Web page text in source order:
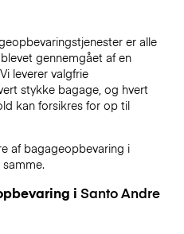
er alle
gennemgået af en
leverer valgfrie
stykke bagage, og hvert
kan forsikres for op til
af bagageopbevaring i
i Santo Andre